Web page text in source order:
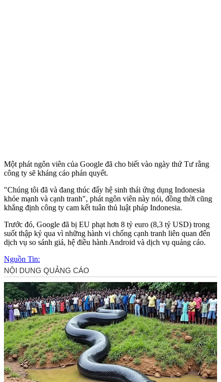
Một phát ngôn viên của Google đã cho biết vào ngày thứ Tư rằng
công ty sẽ kháng cáo phán quyết.
"Chúng tôi đã và đang thúc đẩy hệ sinh thái ứng dụng Indonesia
khỏe mạnh và cạnh tranh", phát ngôn viên này nói, đồng thời cũng
khẳng định công ty cam kết tuân thủ luật pháp Indonesia.
Trước đó, Google đã bị EU phạt hơn 8 tỷ euro (8,3 tỷ USD) trong
suốt thập kỷ qua vì những hành vi chống cạnh tranh liên quan đến
dịch vụ so sánh giá, hệ điều hành Android và dịch vụ quảng cáo.
Nguồn Tin: